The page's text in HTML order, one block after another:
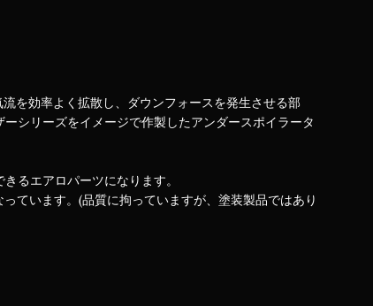
を効率よく拡散し、ダウンフォースを発生させる部
シリーズをイメージで作製したアンダースポイラータ
るエアロパーツになります。
ています。(品質に拘っていますが、塗装製品ではあり